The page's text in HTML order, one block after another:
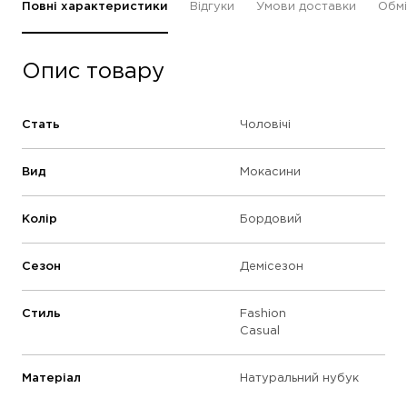
Повні характеристики Відгуки Умови доставки
Опис товару
Стать Чоловічі
Вид Мокасини
Колір Бордовий
Сезон Демісезон
Стиль
Fashion
Casual
Матеріал Натуральний нубук